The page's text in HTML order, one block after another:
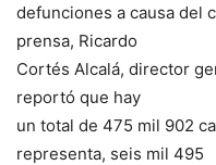
defunciones a causa del
prensa, Ricardo
Cortés Alcalá, director
reportó que hay
un total de 475 mil 902
representa, seis mil 495